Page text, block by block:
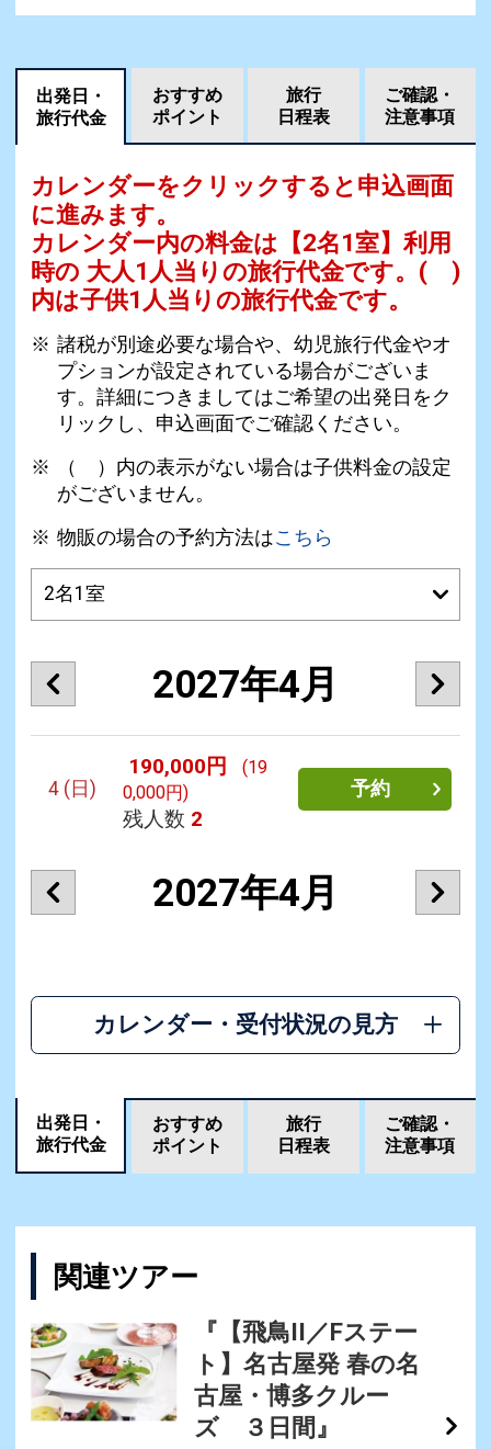
出発日・
旅行代金
おすすめ
ポイント
旅行
日程表
ご確認・
注意事項
カレンダーをクリックすると申込画面
に進みます。
カレンダー内の料金は 【2名1室】利用
時の 大人1人当りの旅行代金です。 ( )
内は子供1人当りの旅行代金です。
諸税が別途必要な場合や、幼児旅行代金やオ
プションが設定されている場合がございま
す。詳細につきましてはご希望の出発日をク
リックし、申込画面でご確認ください。
（ ）内の表示がない場合は子供料金の設定
がございません。
物販の場合の予約方法はこちら
2027年4月
4 (日)
190,000円
(19
0,000円)
残人数 2
予約
2027年4月
カレンダー・受付状況の見方
出発日・
旅行代金
おすすめ
ポイント
旅行
日程表
ご確認・
注意事項
関連ツアー
『【飛鳥II／Fステー
ト】名古屋発 春の名
古屋・博多クルー
ズ ３日間』